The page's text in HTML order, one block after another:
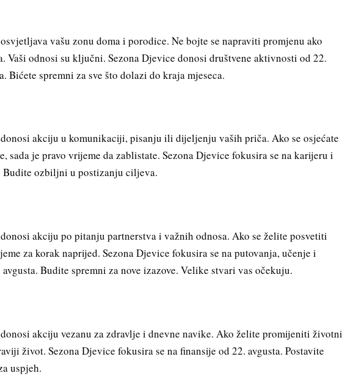
vašu zonu doma i porodice. Ne bojte se napraviti promjenu ako
Vaši odnosi su ključni. Sezona Djevice donosi društvene aktivnosti od 22.
Bićete spremni za sve što dolazi do kraja mjeseca.
donosi akciju u komunikaciji, pisanju ili dijeljenju vaših priča. Ako se osjećate
sada je pravo vrijeme da zablistate. Sezona Djevice fokusira se na karijeru i
Budite ozbiljni u postizanju ciljeva.
akciju po pitanju partnerstva i važnih odnosa. Ako se želite posvetiti
za korak naprijed. Sezona Djevice fokusira se na putovanja, učenje i
Budite spremni za nove izazove. Velike stvari vas očekuju.
akciju vezanu za zdravlje i dnevne navike. Ako želite promijeniti životni
život. Sezona Djevice fokusira se na finansije od 22. avgusta. Postavite
uspjeh.